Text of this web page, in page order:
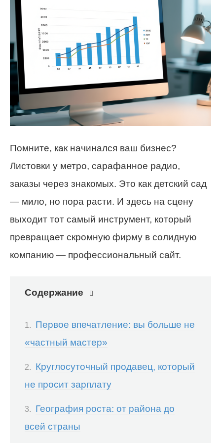
Помните, как начинался ваш бизнес?
Листовки у метро, сарафанное радио,
заказы через знакомых. Это как детский сад
— мило, но пора расти. И здесь на сцену
выходит тот самый инструмент, который
превращает скромную фирму в солидную
компанию — профессиональный сайт.
Содержание
Первое впечатление: вы больше не
«частный мастер»
Круглосуточный продавец, который
не просит зарплату
География роста: от района до
всей страны